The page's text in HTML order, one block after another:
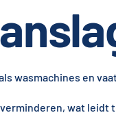
wasmachines en
wat leidt